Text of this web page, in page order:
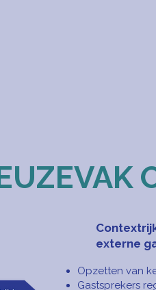
externe
Opzetten van
Gastsprekers